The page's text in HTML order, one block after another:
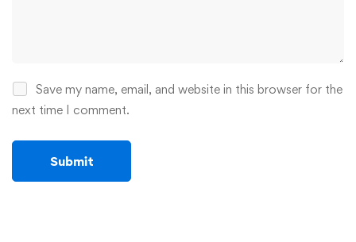
Save my name, email, and website in this browser for the
next time I comment.